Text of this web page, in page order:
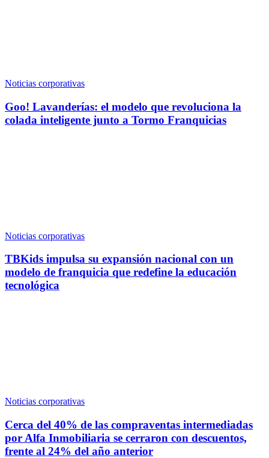
Noticias corporativas
Goo! Lavanderías: el modelo que revoluciona la
colada inteligente junto a Tormo Franquicias
Noticias corporativas
TBKids impulsa su expansión nacional con un
modelo de franquicia que redefine la educación
tecnológica
Noticias corporativas
Cerca del 40% de las compraventas intermediadas
por Alfa Inmobiliaria se cerraron con descuentos,
frente al 24% del año anterior